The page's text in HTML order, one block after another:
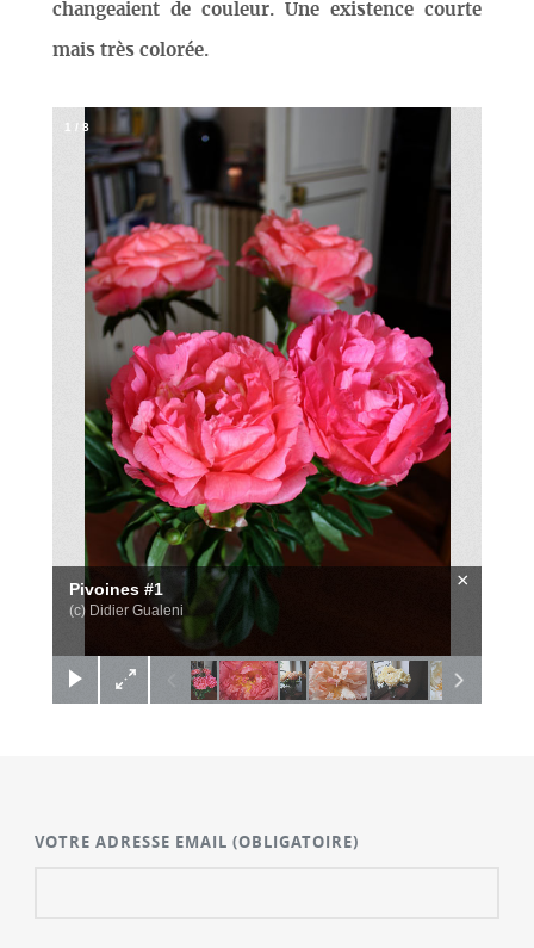
changeaient de couleur. Une existence courte
mais très colorée.
Pivoines #1
(c) Didier Gualeni
×
1 / 8
VOTRE ADRESSE EMAIL(OBLIGATOIRE)